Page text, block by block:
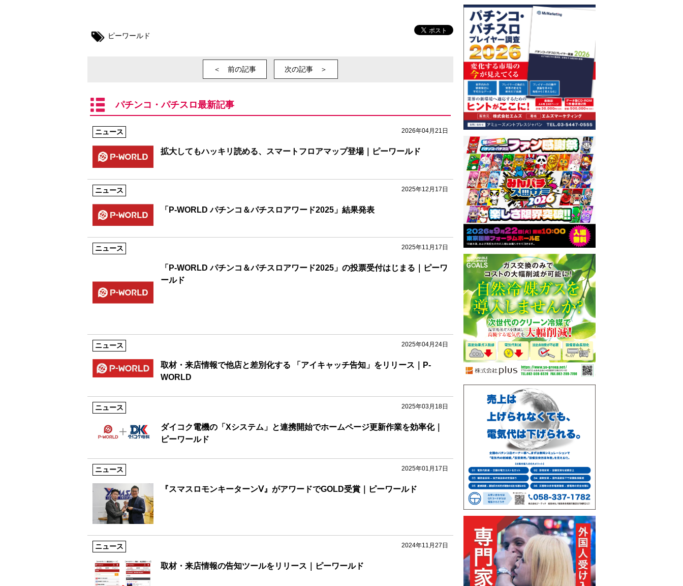
ピーワールド
＜ 前の記事 次の記事 ＞
パチンコ・パチスロ最新記事
2026年04月21日
ニュース
拡大してもハッキリ読める、スマートフロアマップ登場｜ピーワールド
2025年12月17日
ニュース
「P-WORLD パチンコ＆パチスロアワード2025」結果発表
2025年11月17日
ニュース
「P-WORLD パチンコ＆パチスロアワード2025」の投票受付はじまる｜ピーワ
ールド
2025年04月24日
ニュース
取材・来店情報で他店と差別化する 「アイキャッチ告知」をリリース｜P-
WORLD
2025年03月18日
ニュース
ダイコク電機の「Xシステム」と連携開始でホームページ更新作業を効率化｜
ピーワールド
2025年01月17日
ニュース
『スマスロモンキーターンⅤ』がアワードでGOLD受賞｜ピーワールド
2024年11月27日
ニュース
取材・来店情報の告知ツールをリリース｜ピーワールド